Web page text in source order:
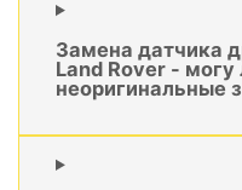
Замена датчика
Land Rover - могу
неоригинальные